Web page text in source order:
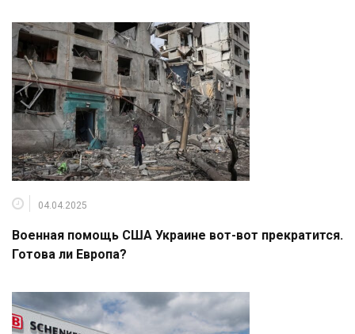
04.04.2025
Военная помощь США Украине вот-вот прекратится.
Готова ли Европа?